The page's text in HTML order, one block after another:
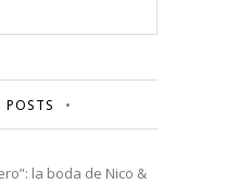
la boda de Nico &